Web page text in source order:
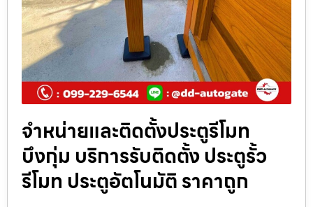
จำหน่ายและติดตั้งประตูรีโมท
บึงกุ่ม บริการรับติดตั้ง ประตูรั้ว
รีโมท ประตูอัตโนมัติ ราคาถูก